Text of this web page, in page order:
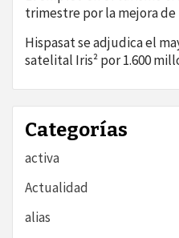
trimestre por la mejora
Hispasat se adjudica el
satelital Iris² por 1.600
Categorías
activa
Actualidad
alias